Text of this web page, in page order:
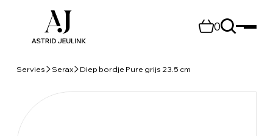
0
Servies Serax Diep bordje Pure grijs 23.5 cm